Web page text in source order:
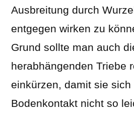
Ausbreitung durch
entgegen wirken zu
Grund sollte man auch
herabhängenden Triebe
einkürzen, damit sie sich
Bodenkontakt nicht so